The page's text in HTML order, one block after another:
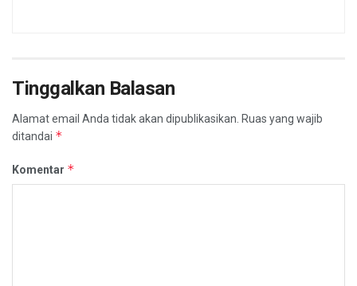
Tinggalkan Balasan
Alamat email Anda tidak akan dipublikasikan. Ruas yang wajib
ditandai *
Komentar *